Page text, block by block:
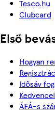
Tesco.hu
Clubcard
Első
Hogyan
Idősáv
ÁFÁ-s